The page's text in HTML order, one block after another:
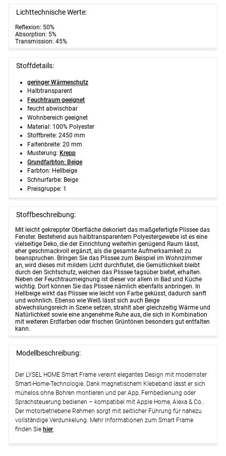
Lichttechnische Werte:
Reflexion: 50%
Absorption: 5%
Transmission: 45%
Stoffdetails:
geringer Wärmeschutz
Halbtransparent
Feuchtraum geeignet
feucht abwischbar
Wohnbereich geeignet
Material: 100% Polyester
Stoffbreite: 2450 mm
Faltenbreite: 20 mm
Musterung: Krepp
Grundfarbton: Beige
Farbton: Hellbeige
Schnurfarbe: Beige
Preisgruppe: 1
Stoffbeschreibung:
Mit leicht gekreppter Oberfläche dekoriert das maßgefertigte Plissee das
Fenster. Bestehend aus halbtransparentem Polyestergewebe ist es eine
vielseitige Deko, die der Einrichtung weiterhin genügend Raum lässt,
eher geschmackvoll ergänzt, als die gesamte Aufmerksamkeit zu
beanspruchen. Bringen Sie das Plissee zum Beispiel im Wohnzimmer
an, wird dieses mit mildem Licht durchflutet, die Gemütlichkeit bleibt
durch den Sichtschutz, welchen das Plissee tagsüber bietet, erhalten.
Neben der Feuchtraumeignung ist dieser vor allem in Bad und Küche
wichtig. Dort können Sie das Plissee nämlich ebenfalls anbringen. In
Hellbeige wirkt das Plissee wie leicht von Farbe geküsst, dadurch sanft
und wohnlich. Ebenso wie Weiß lässt sich auch Beige
abwechslungsreich in Szene setzen, strahlt aber gleichzeitig Wärme und
Natürlichkeit sowie eine angenehme Ruhe aus, die sich in Kombination
mit weiteren Erdfarben oder frischen Grüntönen besonders gut entfalten
kann.
Modellbeschreibung:
Der LYSEL HOME Smart Frame vereint elegantes Design mit modernster
Smart-Home-Technologie. Dank magnetischem Klebeband lässt er sich
mühelos ohne Bohren montieren und per App, Fernbedienung oder
Sprachsteuerung bedienen – kompatibel mit Apple Home, Alexa & Co..
Der motorbetriebene Rahmen sorgt mit seitlicher Führung für nahezu
vollständige Verdunkelung. Mehr Informationen zum Smart Frame
finden Sie hier.